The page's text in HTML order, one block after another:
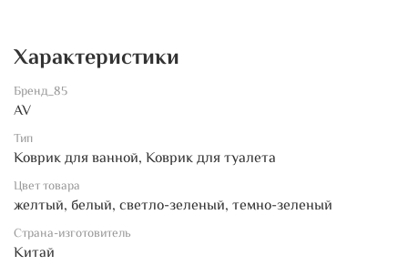
Характеристики
Бренд_85
AV
Тип
Коврик для ванной, Коврик для туалета
Цвет товара
желтый, белый, светло-зеленый, темно-зеленый
Страна-изготовитель
Китай